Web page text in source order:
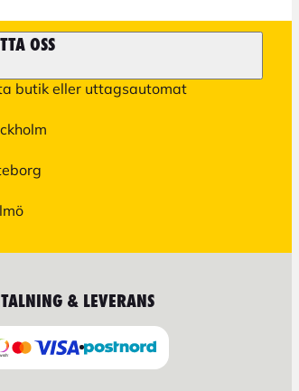
OSS
butik eller uttagsautomat
& LEVERANS